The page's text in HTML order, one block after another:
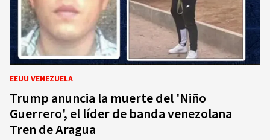
EEUU VENEZUELA
Trump anuncia la muerte del 'Niño
Guerrero', el líder de banda venezolana
Tren de Aragua